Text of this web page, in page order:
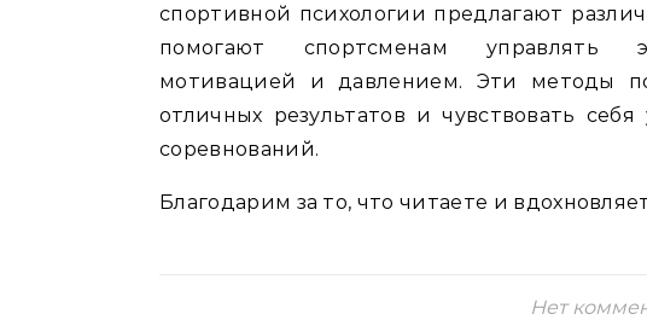
спортивной психологии предлагают
помогают спортсменам управлять
мотивацией и давлением. Эти методы
отличных результатов и чувствовать
соревнований.
Благодарим за то, что читаете и
Нет